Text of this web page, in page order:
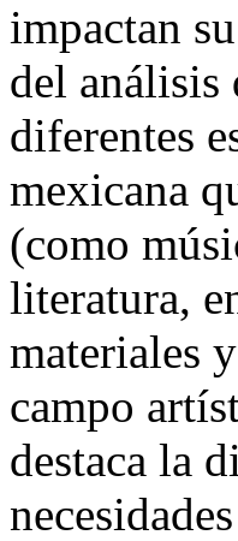
impactan
del análisis
diferentes
mexicana
(como
literatura,
materiales
campo
destaca la